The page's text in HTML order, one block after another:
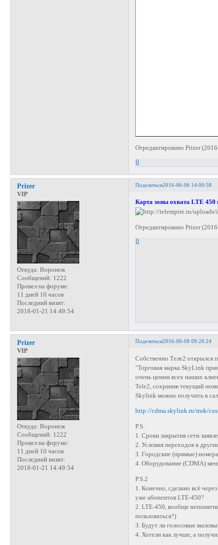
Отредактировано Prizer
0
Поделиться2016-06-06 14:00:58
Prizer
VIP
Откуда: Воронеж
Сообщений: 1222
Провел на форуме:
11 дней 10 часов
Последний визит:
2018-01-21 14:49:54
Карта зоны охвата LTE
Отредактировано Prizer
0
Поделиться2016-06-08 09:26:24
Prizer
VIP
Откуда: Воронеж
Сообщений: 1222
Провел на форуме:
11 дней 10 часов
Последний визит:
2018-01-21 14:49:54
Собственно Теле2 открылся
"Торговая марка SkyLink
очень ценим всех наших
Tele2, сохранив текущий
Skylink можно получить в
http://cdma.skylink.ru/msk/
P.S.
1. Сроки закрытия сети
2. Условия переходов в
3. Городские (прямые)
4. Оборудование (CDMA)
P.S.2
1. Конечно, сделано всё
уже абонентов LTE-450?
2. LTE-450, вообще
пользоваться?)
3. Будут ли голосовые
4. Хотели как лучше, а